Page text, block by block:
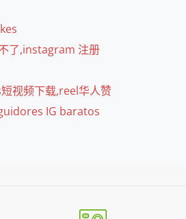
了,instagram 注册
视频下载,reel华人赞
IG baratos